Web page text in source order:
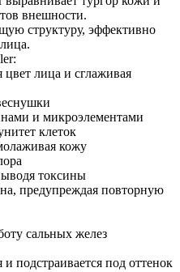
внешности.
структуру, эффективно
лица и сглаживая
и микроэлементами
клеток
кожу
токсины
предупреждая повторную
сальных желез
подстраивается под оттенок